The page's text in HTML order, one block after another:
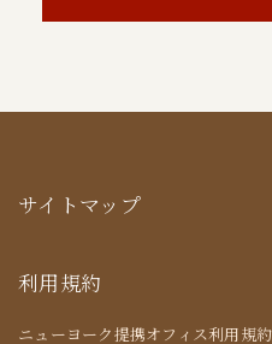
サイトマップ
利用規約
ニューヨーク提携オフィス利用規約